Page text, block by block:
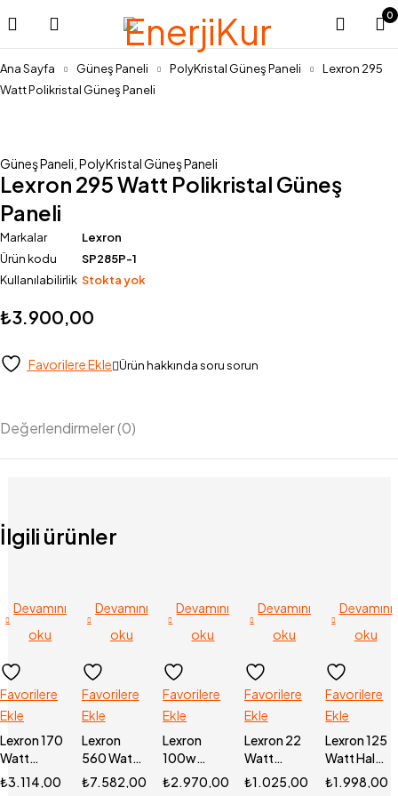
0
Ana Sayfa Güneş Paneli PolyKristal Güneş Paneli
Lexron 295
Watt Polikristal Güneş Paneli
Güneş Paneli PolyKristal Güneş Paneli
Lexron 295 Watt Polikristal Güneş
Paneli
Markalar
Lexron
Ürün kodu
SP285P-1
Kullanılabilirlik Stokta yok
₺3.900,00
Favorilere Ekle Ürün hakkında soru sorun
Değerlendirmeler (0)
İlgili ürünler
Devamını
oku
Favorilere
Ekle
Lexron 170
Watt
Polikristal
₺3.114,00
Devamını
oku
Favorilere
Ekle
Lexron
560 Watt
Half Cut
₺7.582,00
Devamını
oku
Favorilere
Ekle
Lexron
100w
Monokristal
₺2.970,00
Devamını
oku
Favorilere
Ekle
Lexron 22
Watt
Polikristal
₺1.025,00
Devamını
oku
Favorilere
Ekle
Lexron 125
Watt Half
Cut
₺1.998,00